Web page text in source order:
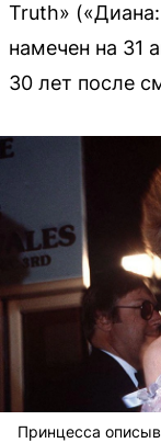
Truth»
намечен на 31
30 лет после
Принцесса